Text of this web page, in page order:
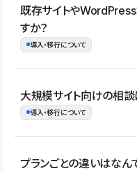
コーポレートサイト、サー
グ・メディア、イベントサ
ォリオなど幅広く制作できま
既存サイトや
すか？
導入・移行について
はい。既存サイトの構成や
Studio上に再構築する形で
イト全体のデザインや設定
大規模サイト向けの相談
導入・移行について
はい。アクセス規模が大き
プランごとの違いはなん